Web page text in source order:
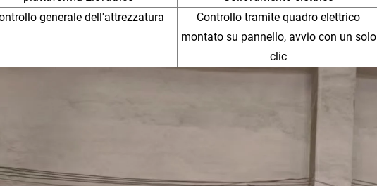
generale dell'attrezzatura
Controllo tramite quadro elettrico
montato su pannello, avvio con un solo
clic